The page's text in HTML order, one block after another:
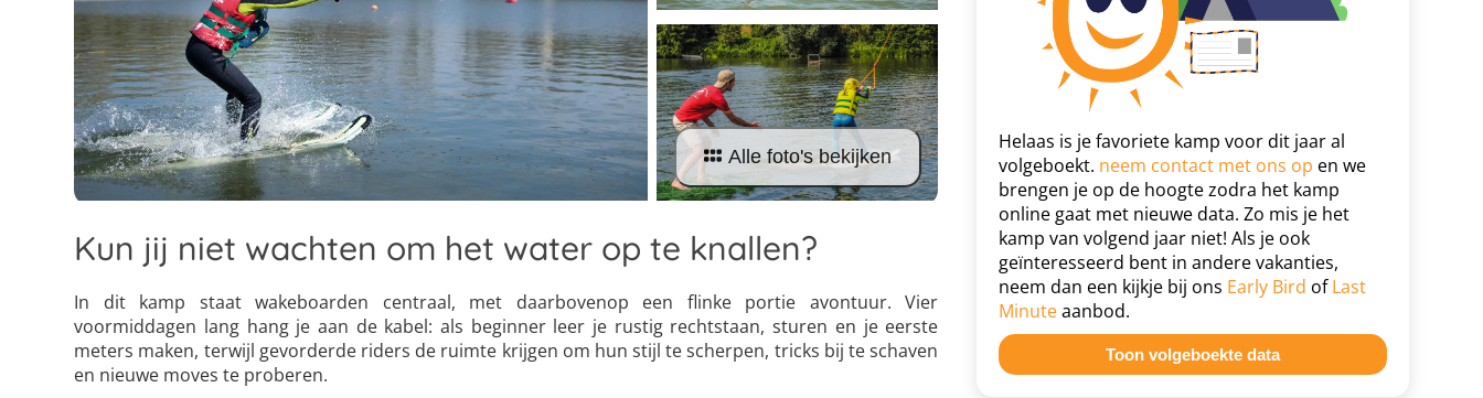
Helaas is je favoriete kamp voor dit jaar al
volgeboekt. neem contact met ons op en we
brengen je op de hoogte zodra het kamp
online gaat met nieuwe data. Zo mis je het
kamp van volgend jaar niet! Als je ook
geïnteresseerd bent in andere vakanties,
neem dan een kijkje bij ons Early Bird ofLast
Minuteaanbod.
Toon volgeboekte data
Alle foto's bekijken
Kun jij niet wachten om het water op te knallen?
In dit kamp staat wakeboarden centraal, met daarbovenop een flinke portie avontuur. Vier
voormiddagen lang hang je aan de kabel: als beginner leer je rustig rechtstaan, sturen en je eerste
meters maken, terwijl gevorderde riders de ruimte krijgen om hun stijl te scherpen, tricks bij te schaven
en nieuwe moves te proberen.